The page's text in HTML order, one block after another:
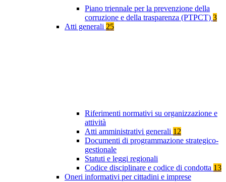
Piano triennale per la prevenzione della
corruzione e della trasparenza (PTPCT) 3
Atti generali 25
Riferimenti normativi su organizzazione e
attività
Atti amministrativi generali 12
Documenti di programmazione strategico-
gestionale
Statuti e leggi regionali
Codice disciplinare e codice di condotta 13
Oneri informativi per cittadini e imprese